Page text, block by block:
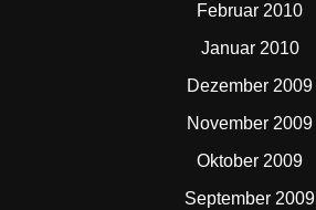
Februar 2010
Januar 2010
Dezember 2009
November 2009
Oktober 2009
September 2009